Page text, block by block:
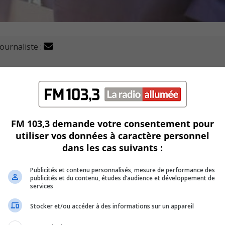
:
Montpetit pour offrir un cours de francisation
à offrir une telle formation.
à la profession, notamment grâce à leur meilleure
de la santé.
entreprises (DFCSAE) du cégep Édouard-Montpetit fait
de main-d’oeuvre qui touche le secteur de la santé.
débute les cours le 1er octobre.
FM 103,3 demande votre consentement pour
utiliser vos données à caractère personnel
dans les cas suivants :
Publicités et contenu personnalisés, mesure de performance des
publicités et du contenu, études d’audience et développement de
services
Stocker et/ou accéder à des informations sur un appareil